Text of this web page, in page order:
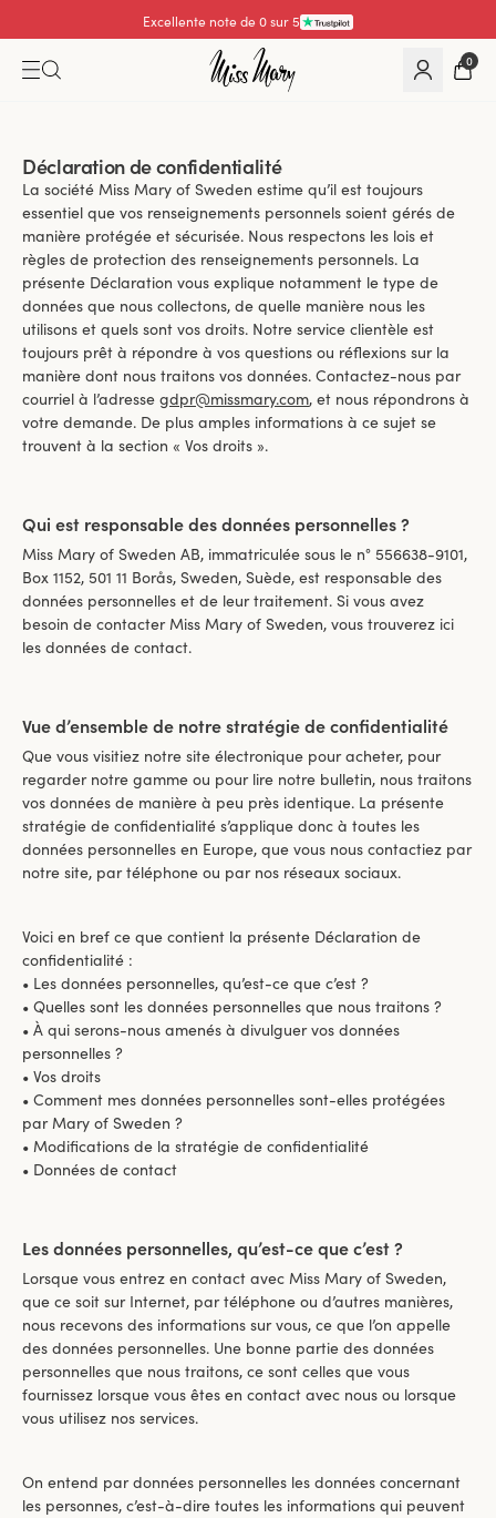
Excellente note de 4.3 sur 5
0
Déclaration de confidentialité
La société Miss Mary of Sweden estime qu’il est toujours
essentiel que vos renseignements personnels soient gérés de
manière protégée et sécurisée. Nous respectons les lois et
règles de protection des renseignements personnels. La
présente Déclaration vous explique notamment le type de
données que nous collectons, de quelle manière nous les
utilisons et quels sont vos droits. Notre service clientèle est
toujours prêt à répondre à vos questions ou réflexions sur la
manière dont nous traitons vos données. Contactez-nous par
courriel à l’adresse gdpr@missmary.com, et nous répondrons à
votre demande. De plus amples informations à ce sujet se
trouvent à la section « Vos droits ».
Qui est responsable des données personnelles ?
Miss Mary of Sweden AB, immatriculée sous le n° 556638-9101,
Box 1152, 501 11 Borås, Sweden, Suède, est responsable des
données personnelles et de leur traitement. Si vous avez
besoin de contacter Miss Mary of Sweden, vous trouverez ici
les données de contact.
Vue d’ensemble de notre stratégie de confidentialité
Que vous visitiez notre site électronique pour acheter, pour
regarder notre gamme ou pour lire notre bulletin, nous traitons
vos données de manière à peu près identique. La présente
stratégie de confidentialité s’applique donc à toutes les
données personnelles en Europe, que vous nous contactiez par
notre site, par téléphone ou par nos réseaux sociaux.
Voici en bref ce que contient la présente Déclaration de
confidentialité :
• Les données personnelles, qu’est-ce que c’est ?
• Quelles sont les données personnelles que nous traitons ?
• À qui serons-nous amenés à divulguer vos données
personnelles ?
• Vos droits
• Comment mes données personnelles sont-elles protégées
par Mary of Sweden ?
• Modifications de la stratégie de confidentialité
• Données de contact
Les données personnelles, qu’est-ce que c’est ?
Lorsque vous entrez en contact avec Miss Mary of Sweden,
que ce soit sur Internet, par téléphone ou d’autres manières,
nous recevons des informations sur vous, ce que l’on appelle
des données personnelles. Une bonne partie des données
personnelles que nous traitons, ce sont celles que vous
fournissez lorsque vous êtes en contact avec nous ou lorsque
vous utilisez nos services.
On entend par données personnelles les données concernant
les personnes, c’est-à-dire toutes les informations qui peuvent